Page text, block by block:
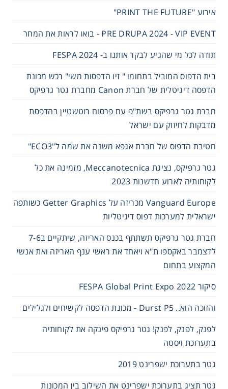
אירוע "PRINT THE FUTURE"
PRE DRUPA 2024 - VIP EVENT - בואו לראות את המחר
תודה לכל מי שהגיע לבקר אותנו ב- 2024 FESPA
בית הדפוס המוביל בתחומו " זיו הדפסות משי" רכש מכונת
הדפסה דיגיטלית של חברת Canon מחברת גטר גרפיקס
חברת גטר גרפיקס בשת"פ עם פרסום רוטשטיין בהדפסת
מדבקות לחיזוק עם ישראל
חטיבת הדפוס של חברת אגפא משנה את שמה ל"ECO3"
גטר גרפיקס, נציגת Meccanotecnica, מזמינה את כל
לקוחותיה לארוע חדשנות 2023
Vanguard Europe מכריזה על Getter Graphics כשותפה
ישראלית למערכות דפוס דיגיטליות
חברת גטר גרפיקס תשתתף בכנס האריזה, שיתקיים ב7-6
לדצמבר באקספו ת"א ויאחד את ראשי ענף האריזה ואת אנשי
המקצוע בתחום
סיקור FESPA Global Print Expo 2022
והזוכה הוא.. Durst P5 - מכונת הדפסה לקשיחים ולגלילים
לפנק, לפנק, לפנק! גטר גרפיקס פינקה את לקוחותיה
בתערוכת ויסטה
גטר בתערוכת ישפרינט 2019
גטר תציג בתערוכת ישפרינט את השילוב בין המכונות